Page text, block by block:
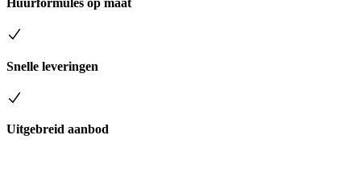
Huurformules op maat
Snelle leveringen
Uitgebreid aanbod